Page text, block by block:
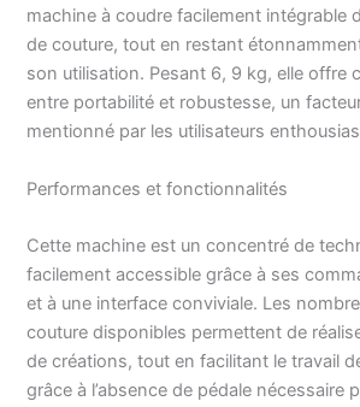
machine à coudre facilement intégrable
de couture, tout en restant
son utilisation. Pesant 6, 9 kg, elle offre
entre portabilité et robustesse, un
mentionné par les utilisateurs
Performances et fonctionnalités
Cette machine est un concentré de
facilement accessible grâce à ses
et à une interface conviviale. Les
couture disponibles permettent de
de créations, tout en facilitant le travail
grâce à l’absence de pédale nécessaire